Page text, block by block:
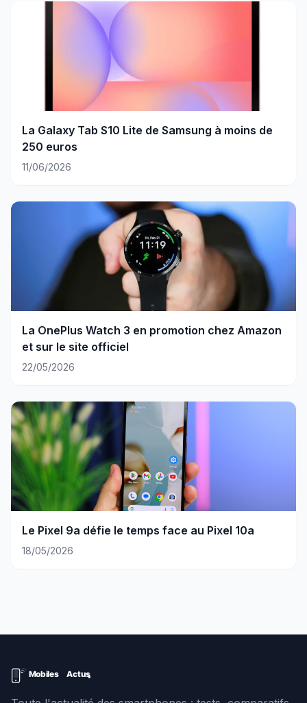
La Galaxy Tab S10 Lite de Samsung à moins de
250 euros
11/06/2026
La OnePlus Watch 3 en promotion chez Amazon
et sur le site officiel
22/05/2026
Le Pixel 9a défie le temps face au Pixel 10a
18/05/2026